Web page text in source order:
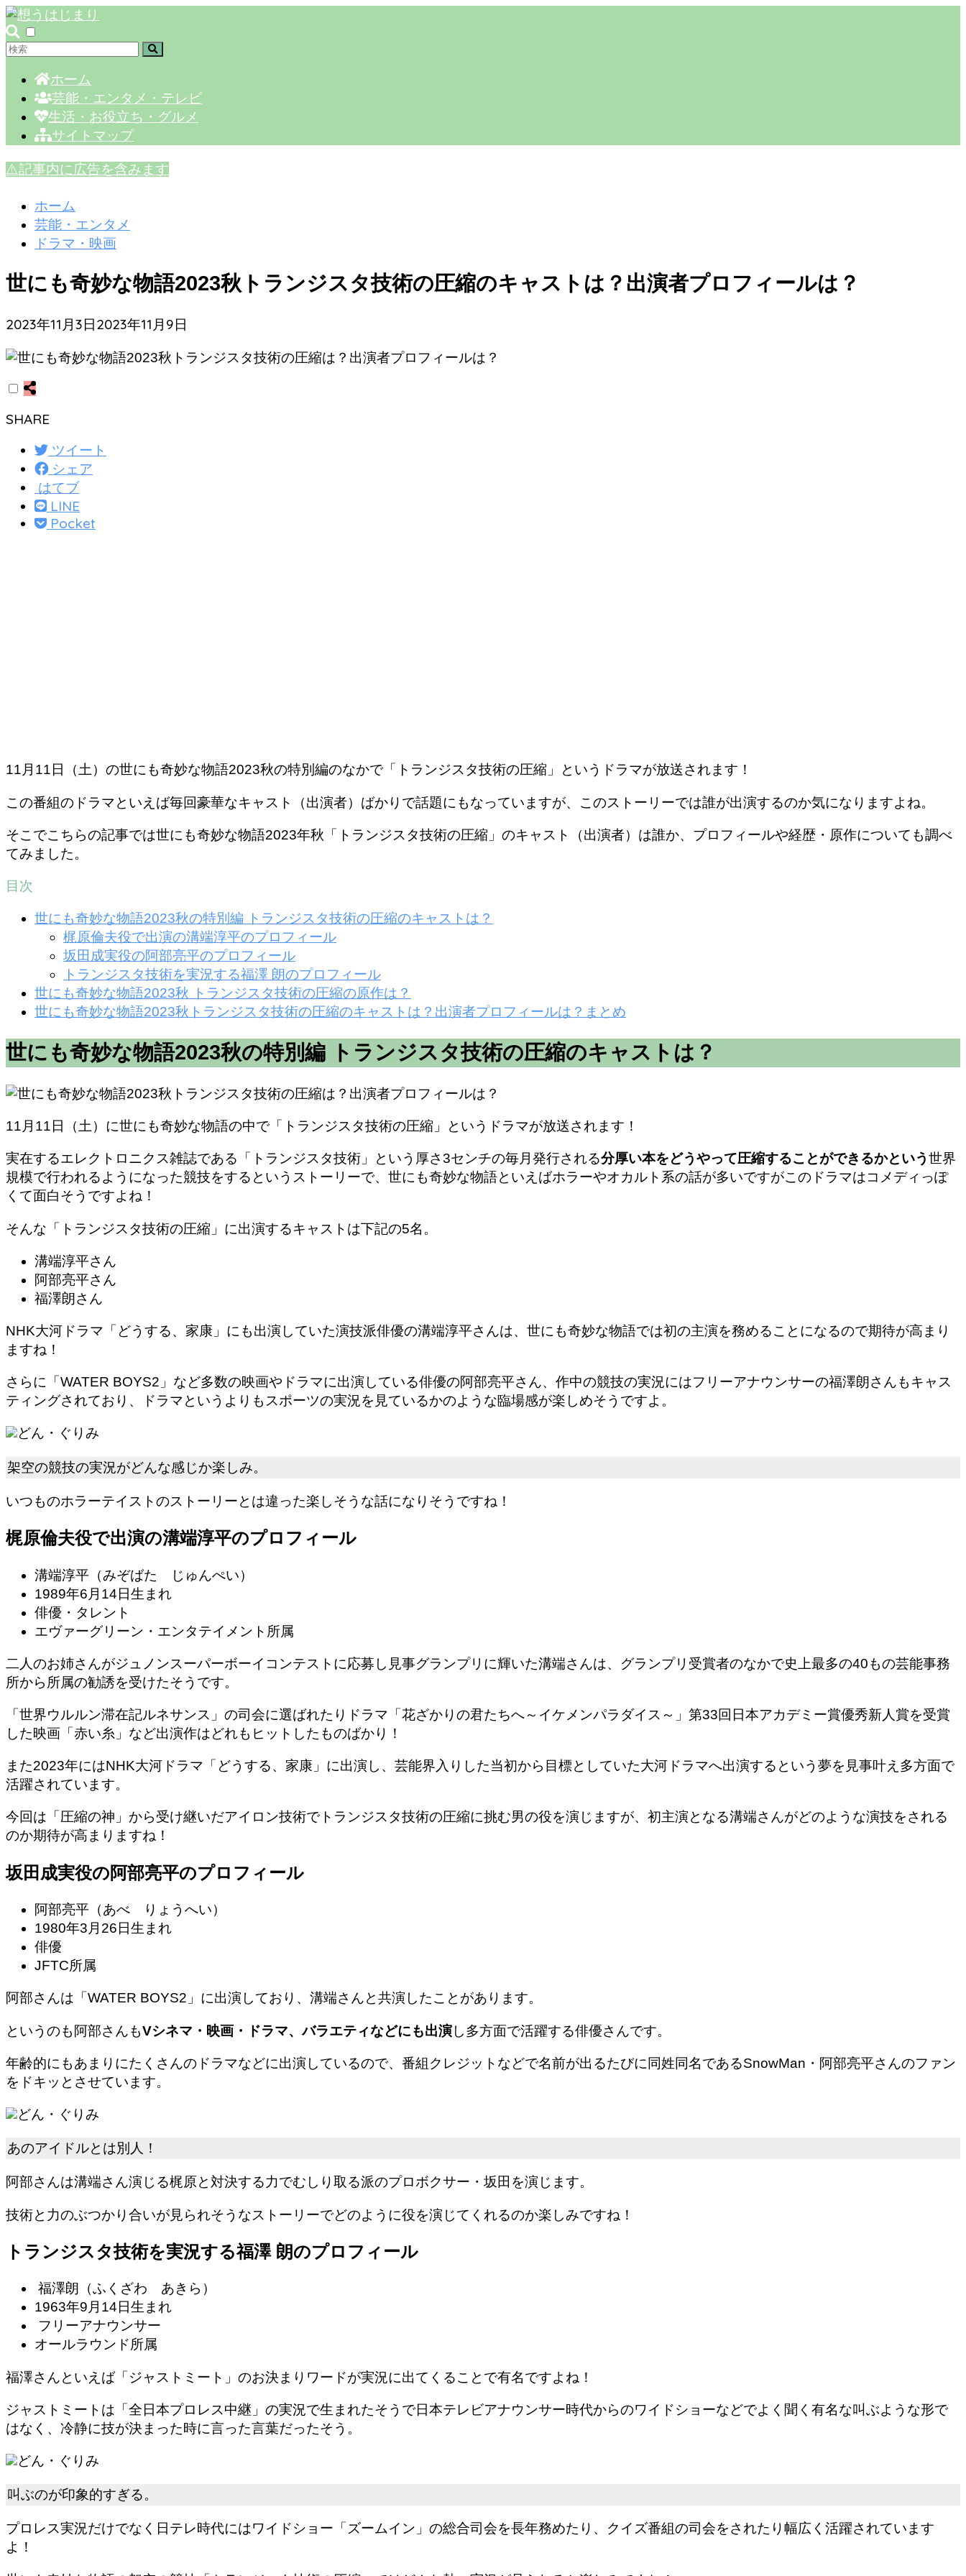
ホーム
芸能・エンタメ・テレビ
生活・お役立ち・グルメ
サイトマップ
⚠️記事内に広告を含みます
ホーム
芸能・エンタメ
ドラマ・映画
世にも奇妙な物語2023秋トランジスタ技術の圧縮のキャストは？出演者プロフィールは？
2023年11月3日2023年11月9日
SHARE
ツイート
シェア
はてブ
LINE
Pocket
11月11日（土）の世にも奇妙な物語2023秋の特別編のなかで「トランジスタ技術の圧縮」というドラマが放送されます！
この番組のドラマといえば毎回豪華なキャスト（出演者）ばかりで話題にもなっていますが、このストーリーでは誰が出演するのか気になりますよね。
そこでこちらの記事では世にも奇妙な物語2023年秋「トランジスタ技術の圧縮」のキャスト（出演者）は誰か、プロフィールや経歴・原作についても調べ
てみました。
目次
世にも奇妙な物語2023秋の特別編 トランジスタ技術の圧縮のキャストは？
梶原倫夫役で出演の溝端淳平のプロフィール
坂田成実役の阿部亮平のプロフィール
トランジスタ技術を実況する福澤 朗のプロフィール
世にも奇妙な物語2023秋 トランジスタ技術の圧縮の原作は？
世にも奇妙な物語2023秋トランジスタ技術の圧縮のキャストは？出演者プロフィールは？まとめ
世にも奇妙な物語2023秋の特別編 トランジスタ技術の圧縮のキャストは？
11月11日（土）に世にも奇妙な物語の中で「トランジスタ技術の圧縮」というドラマが放送されます！
実在するエレクトロニクス雑誌である「トランジスタ技術」という厚さ3センチの毎月発行される分厚い本をどうやって圧縮することができるかという世界
規模で行われるようになった競技をするというストーリーで、世にも奇妙な物語といえばホラーやオカルト系の話が多いですがこのドラマはコメディっぽ
くて面白そうですよね！
そんな「トランジスタ技術の圧縮」に出演するキャストは下記の5名。
溝端淳平さん
阿部亮平さん
福澤朗さん
NHK大河ドラマ「どうする、家康」にも出演していた演技派俳優の溝端淳平さんは、世にも奇妙な物語では初の主演を務めることになるので期待が高まり
ますね！
さらに「WATER BOYS2」など多数の映画やドラマに出演している俳優の阿部亮平さん、作中の競技の実況にはフリーアナウンサーの福澤朗さんもキャス
ティングされており、ドラマというよりもスポーツの実況を見ているかのような臨場感が楽しめそうですよ。
どん・ぐりみ
架空の競技の実況がどんな感じか楽しみ。
いつものホラーテイストのストーリーとは違った楽しそうな話になりそうですね！
梶原倫夫役で出演の溝端淳平のプロフィール
溝端淳平（みぞばた じゅんぺい）
1989年6月14日生まれ
俳優・タレント
エヴァーグリーン・エンタテイメント所属
二人のお姉さんがジュノンスーパーボーイコンテストに応募し見事グランプリに輝いた溝端さんは、グランプリ受賞者のなかで史上最多の40もの芸能事務
所から所属の勧誘を受けたそうです。
「世界ウルルン滞在記ルネサンス」の司会に選ばれたりドラマ「花ざかりの君たちへ～イケメンパラダイス～」第33回日本アカデミー賞優秀新人賞を受賞
した映画「赤い糸」など出演作はどれもヒットしたものばかり！
また2023年にはNHK大河ドラマ「どうする、家康」に出演し、 芸能界入りした当初から目標としていた大河ドラマへ出演する という夢を見事叶え多方面で
活躍されています。
今回は「圧縮の神」から受け継いだアイロン技術でトランジスタ技術の圧縮に挑む男の役を演じますが、初主演となる溝端さんがどのような演技をされる
のか期待が高まりますね！
坂田成実役の阿部亮平のプロフィール
阿部亮平（あべ りょうへい）
1980年3月26日生まれ
俳優
JFTC所属
阿部さんは「WATER BOYS2」に出演しており、溝端さんと共演したことがあります。
というのも阿部さんもVシネマ・映画・ドラマ、バラエティなどにも出演し多方面で活躍する俳優さんです。
年齢的にもあまりにたくさんのドラマなどに出演しているので、番組クレジットなどで名前が出るたびに同姓同名であるSnowMan・阿部亮平さんのファン
をドキッとさせています。
どん・ぐりみ
あのアイドルとは別人！
阿部さんは溝端さん演じる梶原と対決する力でむしり取る派のプロボクサー・坂田を演じます。
技術と力のぶつかり合いが見られそうなストーリーでどのように役を演じてくれるのか楽しみですね！
トランジスタ技術を実況する福澤 朗のプロフィール
福澤朗（ふくざわ あきら）
1963年9月14日生まれ
フリーアナウンサー
オールラウンド所属
福澤さんといえば「ジャストミート」のお決まりワードが実況に出てくることで有名ですよね！
ジャストミートは 「全日本プロレス中継」の実況で生まれたそうで日本テレビアナウンサー時代からのワイドショーなどでよく聞く有名な叫ぶような形で
はなく、冷静に技が決まった時に言った言葉だったそう。
どん・ぐりみ
叫ぶのが印象的すぎる。
プロレス実況だけでなく日テレ時代にはワイドショー「ズームイン」の総合司会を長年務めたり、クイズ番組の司会をされたり幅広く活躍されています
よ！